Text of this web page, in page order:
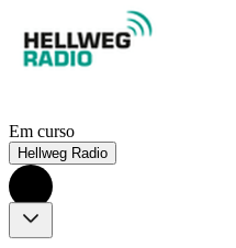
Em curso
Hellweg Radio